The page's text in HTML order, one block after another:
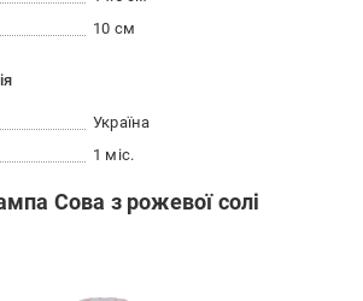
10 см
Україна
1 міс.
Сова з рожевої солі